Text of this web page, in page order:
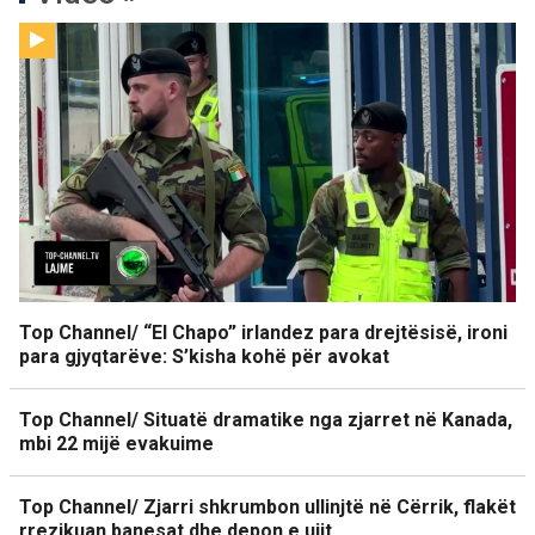
Top Channel/ “El Chapo” irlandez para drejtësisë, ironi
para gjyqtarëve: S’kisha kohë për avokat
Top Channel/ Situatë dramatike nga zjarret në Kanada,
mbi 22 mijë evakuime
Top Channel/ Zjarri shkrumbon ullinjtë në Cërrik, flakët